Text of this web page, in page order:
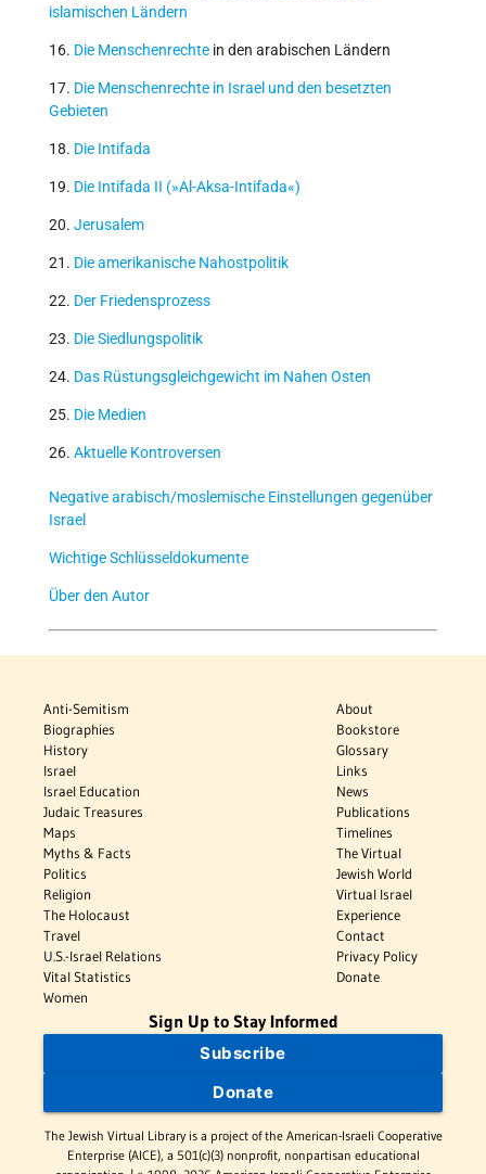
islamischen Ländern
16. Die Menschenrechte in den arabischen Ländern
17. Die Menschenrechte in Israel und den besetzten
Gebieten
18. Die Intifada
19. Die Intifada II (»Al-Aksa-Intifada«)
20. Jerusalem
21. Die amerikanische Nahostpolitik
22. Der Friedensprozess
23. Die Siedlungspolitik
24. Das Rüstungsgleichgewicht im Nahen Osten
25. Die Medien
26. Aktuelle Kontroversen
Negative arabisch/moslemische Einstellungen gegenüber
Israel
Wichtige Schlüsseldokumente
Über den Autor
Anti-Semitism
Biographies
History
Israel
Israel Education
Judaic Treasures
Maps
Myths & Facts
Politics
Religion
The Holocaust
Travel
U.S.-Israel Relations
Vital Statistics
Women
About
Bookstore
Glossary
Links
News
Publications
Timelines
The Virtual
Jewish World
Virtual Israel
Experience
Contact
Privacy Policy
Donate
Sign Up to Stay Informed
Subscribe
Donate
The Jewish Virtual Library is a project of the American-Israeli Cooperative
Enterprise (AICE), a 501(c)(3) nonprofit, nonpartisan educational